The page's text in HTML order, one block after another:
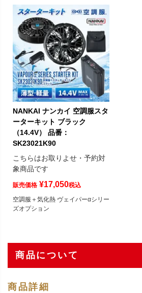
NANKAI ナンカイ 空調服スタ
ーターキット ブラック
（14.4V） 品番：
SK23021K90
こちらはお取りよせ・予約対
象商品です
販売価格 ¥17,050税込
空調服＋気化熱 ヴェイパーαシリー
ズオプション
商品について
商品詳細